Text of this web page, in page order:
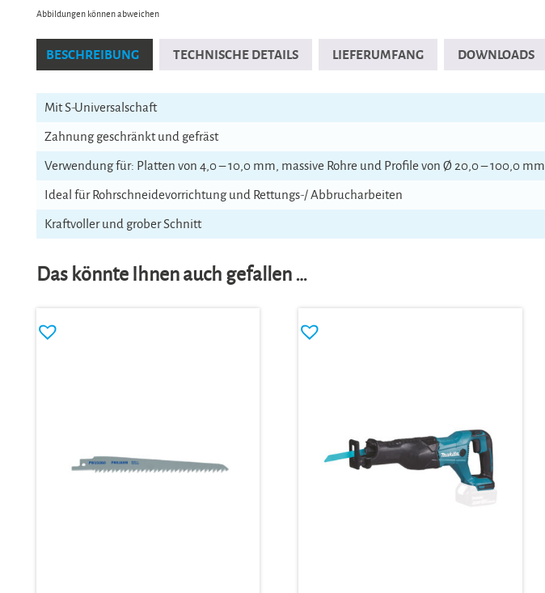
Abbildungen können abweichen
BESCHREIBUNG TECHNISCHE DETAILS LIEFERUMFANG DOWNLOADS
Mit S-Universalschaft
Zahnung geschränkt und gefräst
Verwendung für: Platten von 4,0 – 10,0 mm, massive Rohre und Profile von Ø 20,0 – 100,0 mm
Ideal für Rohrschneidevorrichtung und Rettungs-/ Abbrucharbeiten
Kraftvoller und grober Schnitt
Das könnte Ihnen auch gefallen …